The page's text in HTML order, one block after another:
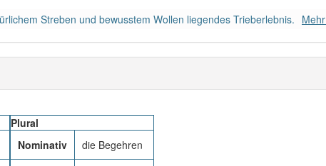
Streben und bewusstem Wollen liegendes Trieberlebnis.
Plural
Nominativ
die Begehren